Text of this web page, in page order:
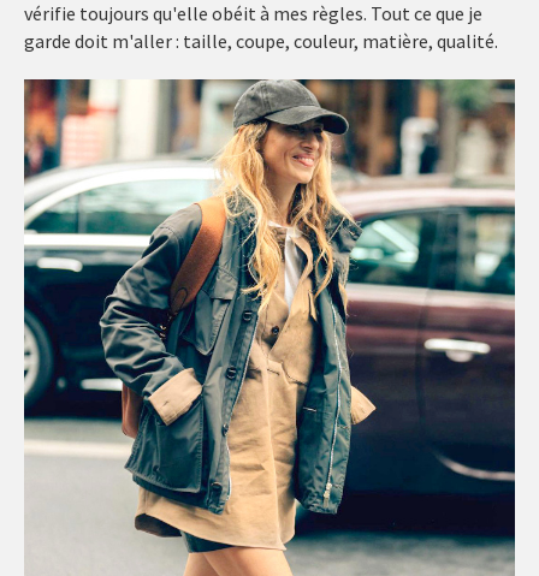
vérifie toujours qu'elle obéit à mes règles. Tout ce que je
garde doit m'aller : taille, coupe, couleur, matière, qualité.